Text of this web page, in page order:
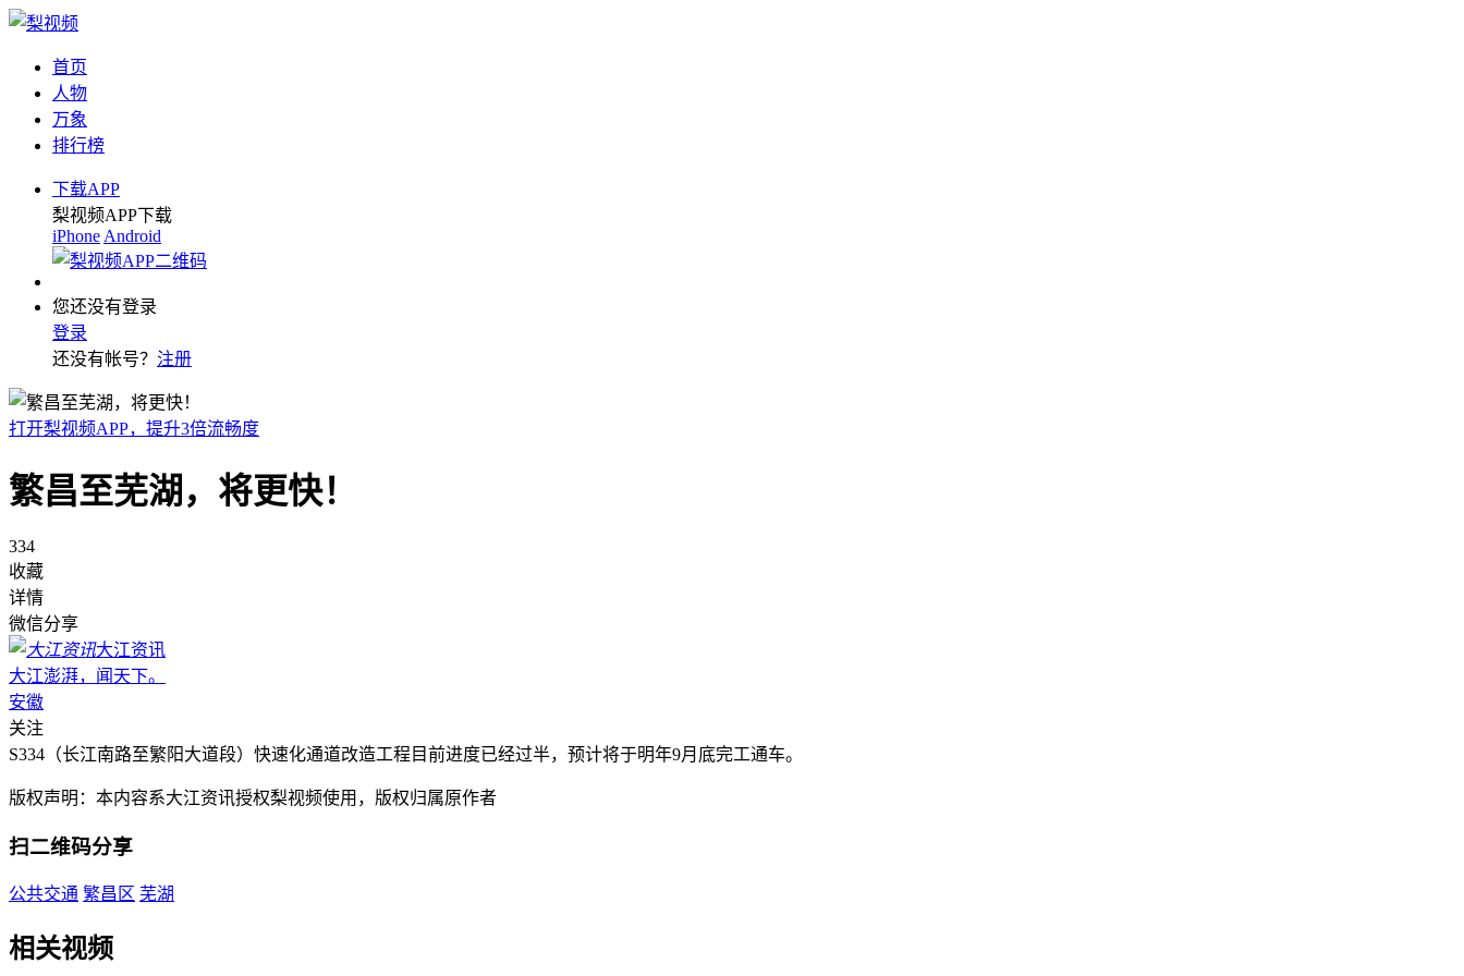
首页
人物
万象
排行榜
下载APP
梨视频APP下载
iPhone Android
您还没有登录
登录
还没有帐号？ 注册
打开梨视频APP，提升3倍流畅度
繁昌至芜湖，将更快！
334
收藏
详情
微信分享
大江资讯
大江澎湃，闻天下。
安徽
关注
S334（长江南路至繁阳大道段）快速化通道改造工程目前进度已经过半，预计将于明年9月底完工通车。
版权声明：本内容系大江资讯授权梨视频使用，版权归属原作者
扫二维码分享
公共交通 繁昌区 芜湖
相关视频